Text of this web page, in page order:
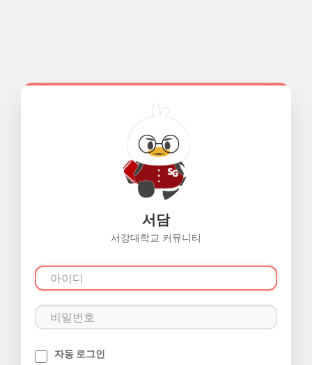
서담
서강대학교 커뮤니티
자동 로그인